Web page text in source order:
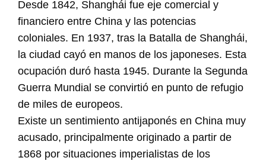
Desde 1842, Shanghái fue eje comercial y
financiero entre China y las potencias
coloniales. En 1937, tras la Batalla de Shanghái,
la ciudad cayó en manos de los japoneses. Esta
ocupación duró hasta 1945. Durante la Segunda
Guerra Mundial se convirtió en punto de refugio
de miles de europeos.
Existe un sentimiento antijaponés en China muy
acusado, principalmente originado a partir de
1868 por situaciones imperialistas de los